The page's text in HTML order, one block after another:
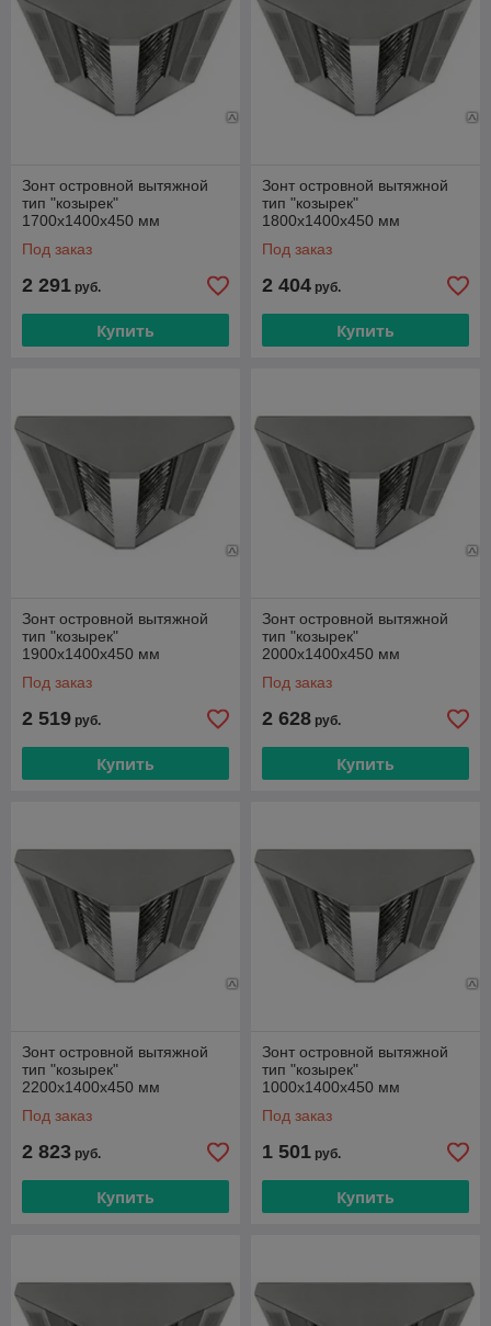
Зонт островной вытяжной
тип "козырек"
1700х1400х450 мм
Под заказ
2 291 руб.
Купить
Зонт островной вытяжной
тип "козырек"
1800х1400х450 мм
Под заказ
2 404 руб.
Купить
Зонт островной вытяжной
тип "козырек"
1900х1400х450 мм
Под заказ
2 519 руб.
Купить
Зонт островной вытяжной
тип "козырек"
2000х1400х450 мм
Под заказ
2 628 руб.
Купить
Зонт островной вытяжной
тип "козырек"
2200х1400х450 мм
Под заказ
2 823 руб.
Купить
Зонт островной вытяжной
тип "козырек"
1000х1400х450 мм
Под заказ
1 501 руб.
Купить